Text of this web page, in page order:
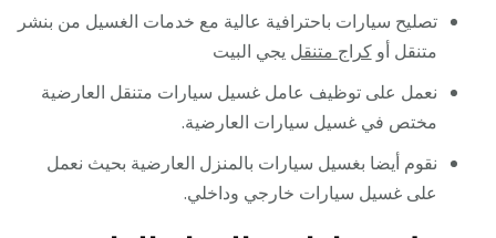
تصليح سيارات باحترافية عالية مع خدمات الغسيل من بنشر
متنقل أوكراج متنقل يجي البيت
نعمل على توظيف عامل غسيل سيارات متنقل العارضية
مختص في غسيل سيارات العارضية.
نقوم أيضا بغسيل سيارات بالمنزل العارضية بحيث نعمل
على غسيل سيارات خارجي وداخلي.